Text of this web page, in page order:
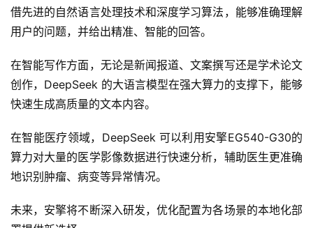
借先进的自然语言处理技术和深度学习算法，能够准确理解
用户的问题，并给出精准、智能的回答。
在智能写作方面，无论是新闻报道、文案撰写还是学术论文
创作，DeepSeek 的大语言模型在强大算力的支撑下，能够
快速生成高质量的文本内容。
在智能医疗领域，DeepSeek 可以利用安擎EG540-G30的
算力对大量的医学影像数据进行快速分析，辅助医生更准确
地识别肿瘤、病变等异常情况。
未来，安擎将不断深入研发，优化配置为各场景的本地化部